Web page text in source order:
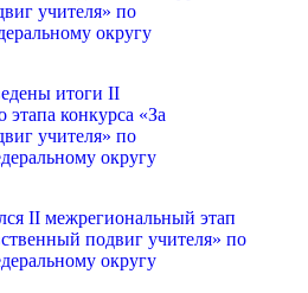
учителя» по
округу
итоги II
конкурса «За
учителя» по
округу
II межрегиональный этап
подвиг учителя» по
округу